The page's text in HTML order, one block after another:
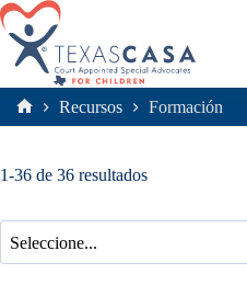
Saltar
al
contenido
Inicio
Recursos Formación
1-36 de 36 resultados